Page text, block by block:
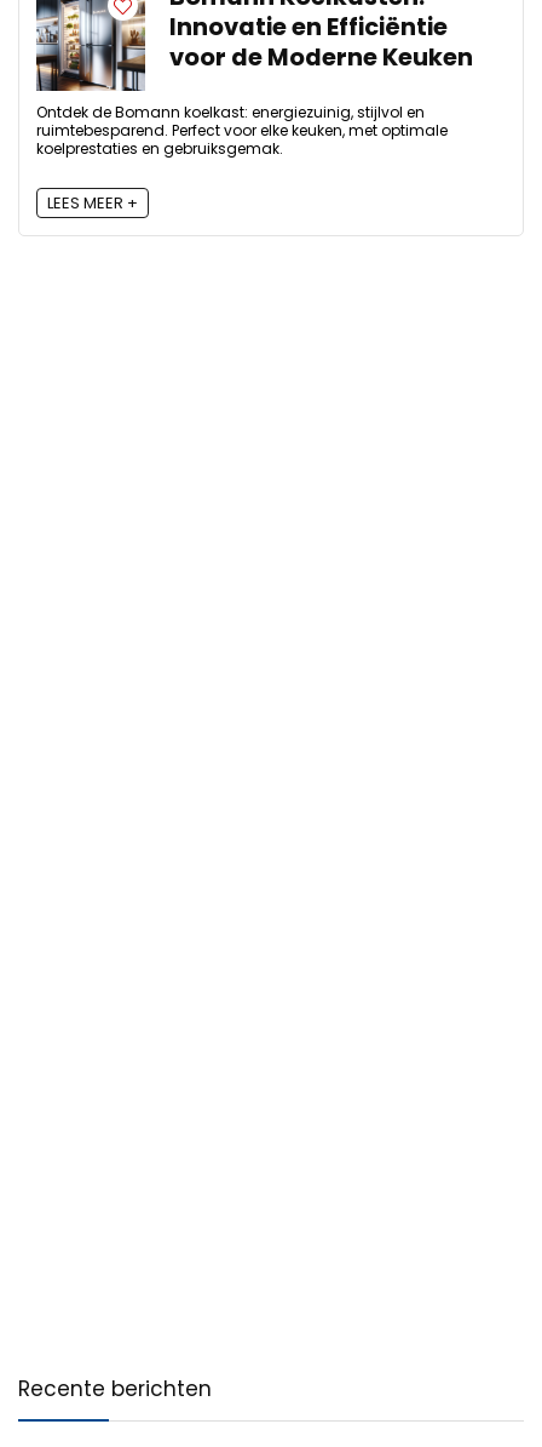
Innovatie en Efficiëntie
voor de Moderne Keuken
Ontdek de Bomann koelkast: energiezuinig, stijlvol en
ruimtebesparend. Perfect voor elke keuken, met optimale
koelprestaties en gebruiksgemak.
LEES MEER +
Recente berichten